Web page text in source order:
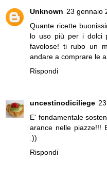
Unknown 23 gennaio
Quante ricette
lo uso più per i dolci
favolose! ti rubo un
andare a comprare le
Rispondi
uncestinodiciliege
E' fondamentale
arance nelle piazze!!!
:))
Rispondi